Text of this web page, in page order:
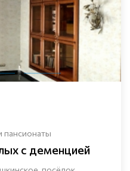
пансионаты
с деменцией